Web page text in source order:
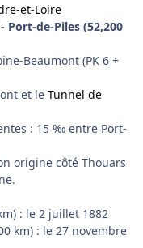
et-Loire
Port-de-Piles (52,200
Beaumont (PK 6 +
et le Tunnel de
: 15 ‰ entre Port-
origine côté Thouars
: le 2 juillet 1882
km) : le 27 novembre